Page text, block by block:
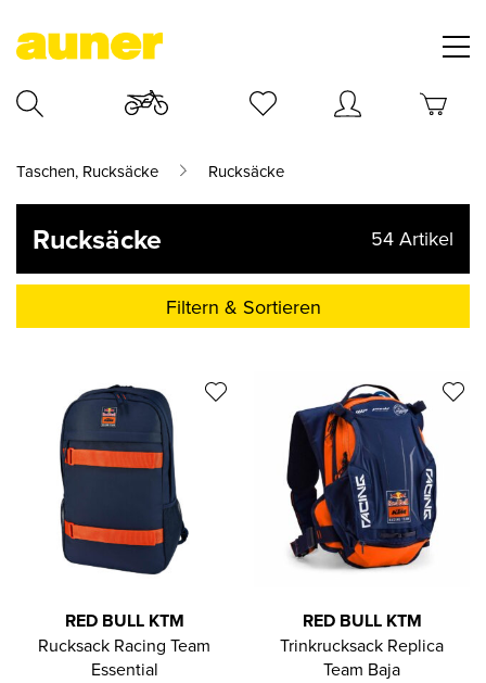
Taschen, Rucksäcke Rucksäcke
Rucksäcke 54 Artikel
Filtern & Sortieren
RED BULL KTM
Rucksack Racing Team
Essential
RED BULL KTM
Trinkrucksack Replica
Team Baja